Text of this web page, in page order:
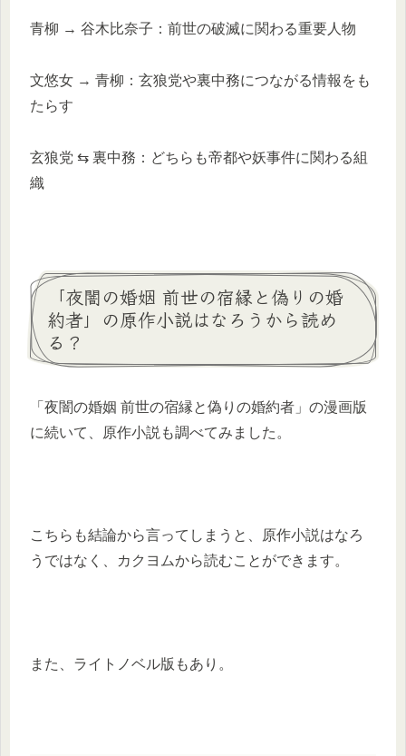
青柳 → 谷木比奈子：前世の破滅に関わる重要人物
文悠女 → 青柳：玄狼党や裏中務につながる情報をも
たらす
玄狼党 ⇆ 裏中務：どちらも帝都や妖事件に関わる組
織
「夜闇の婚姻 前世の宿縁と偽りの婚
約者」の原作小説はなろうから読め
る？
「夜闇の婚姻 前世の宿縁と偽りの婚約者」の漫画版
に続いて、原作小説も調べてみました。
こちらも結論から言ってしまうと、原作小説はなろ
うではなく、カクヨムから読むことができます。
また、ライトノベル版もあり。